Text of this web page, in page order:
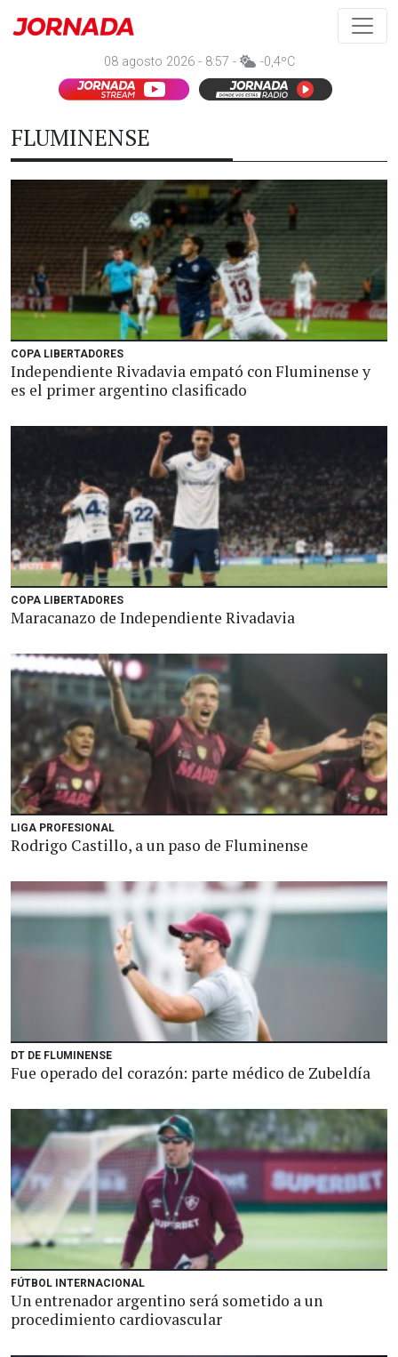
08 agosto 2026 - 8:57 - -0,4ºC
FLUMINENSE
COPA LIBERTADORES
Independiente Rivadavia empató con Fluminense y
es el primer argentino clasificado
COPA LIBERTADORES
Maracanazo de Independiente Rivadavia
LIGA PROFESIONAL
Rodrigo Castillo, a un paso de Fluminense
DT DE FLUMINENSE
Fue operado del corazón: parte médico de Zubeldía
FÚTBOL INTERNACIONAL
Un entrenador argentino será sometido a un
procedimiento cardiovascular